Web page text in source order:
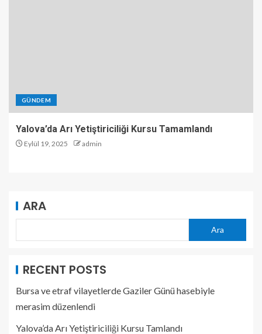
GÜNDEM
Yalova’da Arı Yetiştiriciliği Kursu Tamamlandı
Eylül 19, 2025 admin
ARA
Ara
RECENT POSTS
Bursa ve etraf vilayetlerde Gaziler Günü hasebiyle
merasim düzenlendi
Yalova’da Arı Yetiştiriciliği Kursu Tamlandı